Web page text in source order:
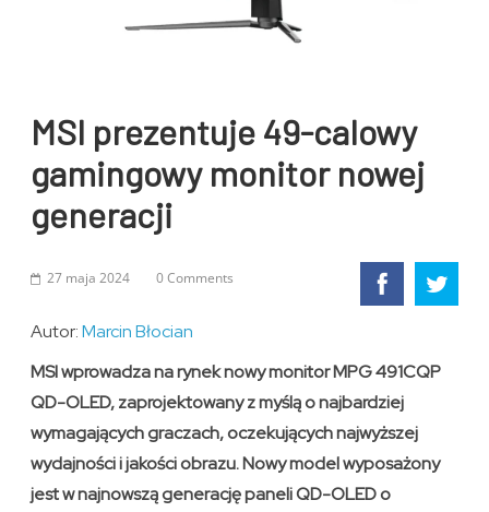
MSI prezentuje 49-calowy
gamingowy monitor nowej
generacji
27 maja 2024 0 Comments
Autor:Marcin Błocian
MSI wprowadza na rynek nowy monitor MPG 491CQP
QD-OLED, zaprojektowany z myślą o najbardziej
wymagających graczach, oczekujących najwyższej
wydajności i jakości obrazu. Nowy model wyposażony
jest w najnowszą generację paneli QD-OLED o